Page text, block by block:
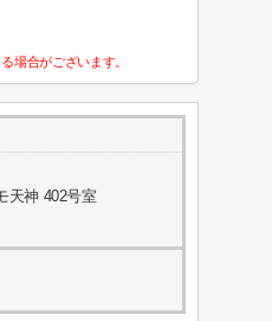
場合がございます。
天神 402号室